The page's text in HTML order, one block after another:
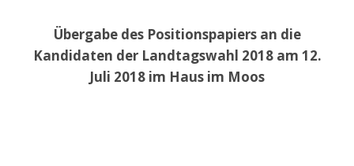
Übergabe des Positionspapiers an die
Kandidaten der Landtagswahl 2018 am 12.
Juli 2018 im Haus im Moos